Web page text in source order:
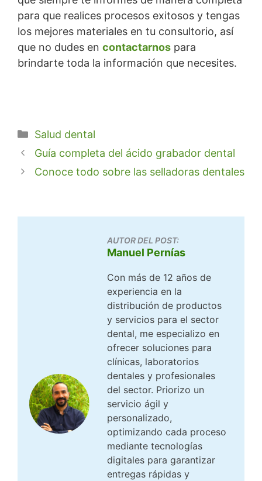
para que realices procesos exitosos y tengas
los mejores materiales en tu consultorio, así
que no dudes en contactarnos para
brindarte toda la información que necesites.
Categorías
Salud dental
Guía completa del ácido grabador dental
Conoce todo sobre las selladoras dentales
AUTOR DEL POST:
Manuel Pernías
Con más de 12 años de
experiencia en la
distribución de productos
y servicios para el sector
dental, me especializo en
ofrecer soluciones para
clínicas, laboratorios
dentales y profesionales
del sector. Priorizo un
servicio ágil y
personalizado,
optimizando cada proceso
mediante tecnologías
digitales para garantizar
entregas rápidas y